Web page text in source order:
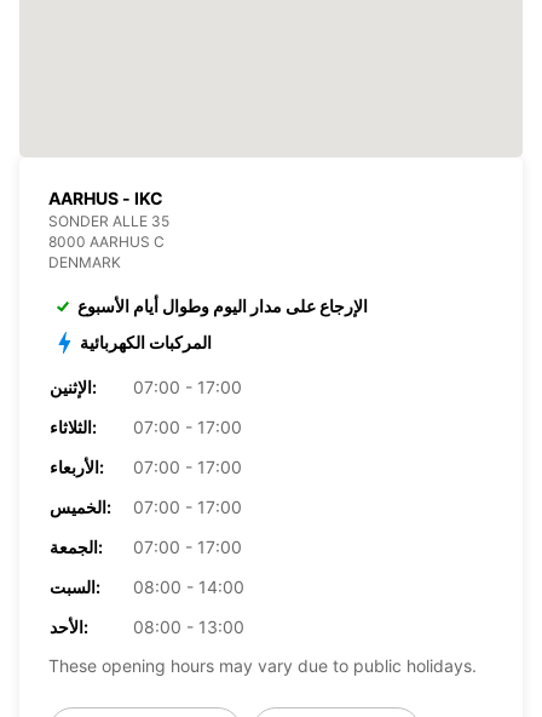
AARHUS - IKC
SONDER ALLE 35
8000 AARHUS C
DENMARK
الإرجاع على مدار اليوم وطوال أيام الأسبوع
المركبات الكهربائية
الإثنين:
07:00 - 17:00
الثلاثاء:
07:00 - 17:00
الأربعاء:
07:00 - 17:00
الخميس:
07:00 - 17:00
الجمعة:
07:00 - 17:00
السبت:
08:00 - 14:00
الأحد:
08:00 - 13:00
These opening hours may vary due to public holidays.